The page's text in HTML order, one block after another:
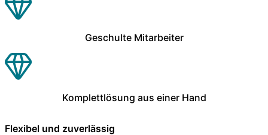
Geschulte Mitarbeiter
Komplettlösung aus einer Hand
Flexibel und zuverlässig